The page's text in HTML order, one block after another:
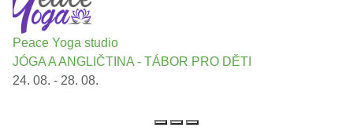
Peace Yoga studio
JÓGA A ANGLIČTINA - TÁBOR PRO DĚTI
24. 08. - 28. 08.